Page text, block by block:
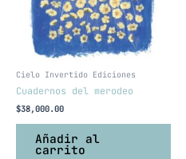
Cielo Invertido Ediciones
Cuadernos del merodeo
$38,000.00
Añadir al
carrito